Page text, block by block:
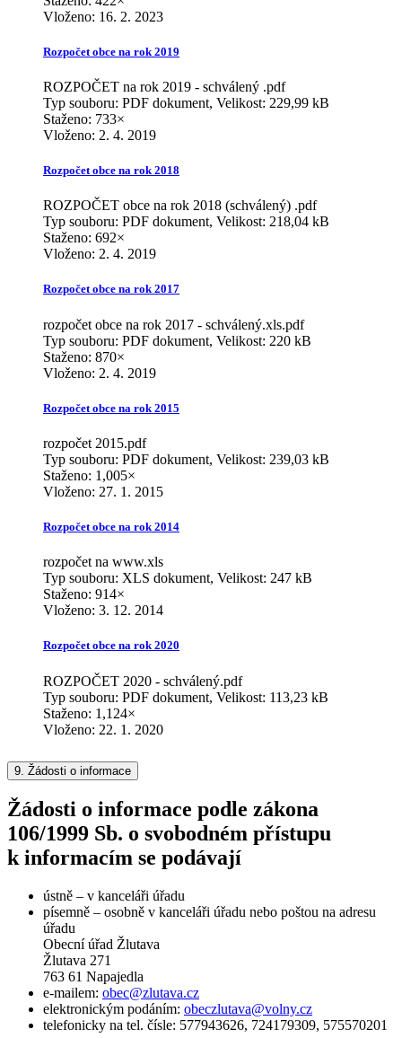
Vloženo: 16. 2. 2023
Rozpočet obce na rok 2019
ROZPOČET na rok 2019 - schválený .pdf
Typ souboru: PDF dokument, Velikost: 229,99 kB
Staženo: 733×
Vloženo: 2. 4. 2019
Rozpočet obce na rok 2018
ROZPOČET obce na rok 2018 (schválený) .pdf
Typ souboru: PDF dokument, Velikost: 218,04 kB
Staženo: 692×
Vloženo: 2. 4. 2019
Rozpočet obce na rok 2017
rozpočet obce na rok 2017 - schválený.xls.pdf
Typ souboru: PDF dokument, Velikost: 220 kB
Staženo: 870×
Vloženo: 2. 4. 2019
Rozpočet obce na rok 2015
rozpočet 2015.pdf
Typ souboru: PDF dokument, Velikost: 239,03 kB
Staženo: 1,005×
Vloženo: 27. 1. 2015
Rozpočet obce na rok 2014
rozpočet na www.xls
Typ souboru: XLS dokument, Velikost: 247 kB
Staženo: 914×
Vloženo: 3. 12. 2014
Rozpočet obce na rok 2020
ROZPOČET 2020 - schválený.pdf
Typ souboru: PDF dokument, Velikost: 113,23 kB
Staženo: 1,124×
Vloženo: 22. 1. 2020
9. Žádosti o informace
Žádosti o informace podle zákona
106/1999 Sb. o svobodném přístupu
k informacím se podávají
ústně – v kanceláři úřadu
písemně – osobně v kanceláři úřadu nebo poštou na adresu
úřadu
Obecní úřad Žlutava
Žlutava 271
763 61 Napajedla
e-mailem: obec@zlutava.cz
elektronickým podáním: obeczlutava@volny.cz
telefonicky na tel. čísle: 577943626, 724179309, 575570201